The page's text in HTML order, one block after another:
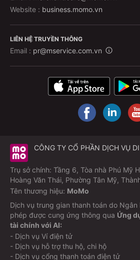
Website : business.momo.vn
LIÊN HỆ TRUYỀN THÔNG
Email : pr@mservice.com.vn
CÔNG TY CỔ PHẦN DỊCH VỤ
Trụ sở chính: Tầng 6, Tòa nhà Phú Mỹ
Hoàng Văn Thái, Phường Tân Mỹ,
Tên thương hiệu: MoMo
Dịch vụ trung gian thanh toán do
phép được cung ứng thông qua Ứng
tài chính với AI:
- Dịch vụ Ví điện tử
- Dịch vụ hỗ trợ thu hộ, chi hộ
- Dịch vụ cổng thanh toán điện tử